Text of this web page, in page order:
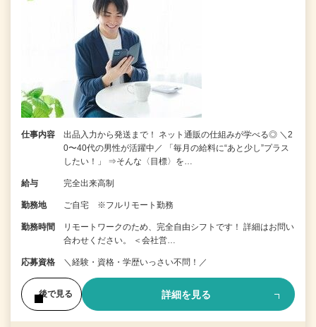
仕事内容
出品入力から発送まで！ ネット通販の仕組みが学べる◎ ＼2
0〜40代の男性が活躍中／ 「毎月の給料に“あと少し”プラス
したい！」 ⇒そんな〈目標〉を…
給与 完全出来高制
勤務地 ご自宅 ※フルリモート勤務
勤務時間
リモートワークのため、完全自由シフトです！ 詳細はお問い
合わせください。 ＜会社営…
応募資格 ＼経験・資格・学歴いっさい不問！／
後で見る 詳細を見る